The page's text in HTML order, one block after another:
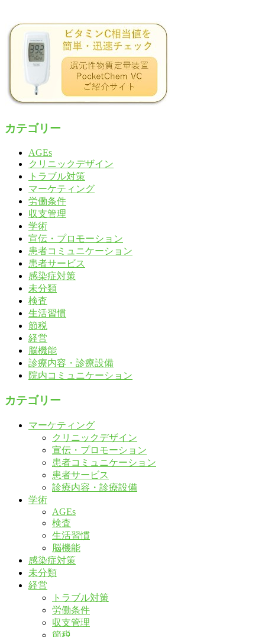
カテゴリー
AGEs
クリニックデザイン
トラブル対策
マーケティング
労働条件
収支管理
学術
宣伝・プロモーション
患者コミュニケーション
患者サービス
感染症対策
未分類
検査
生活習慣
節税
経営
脳機能
診療内容・診療設備
院内コミュニケーション
カテゴリー
マーケティング
クリニックデザイン
宣伝・プロモーション
患者コミュニケーション
患者サービス
診療内容・診療設備
学術
AGEs
検査
生活習慣
脳機能
感染症対策
未分類
経営
トラブル対策
労働条件
収支管理
節税